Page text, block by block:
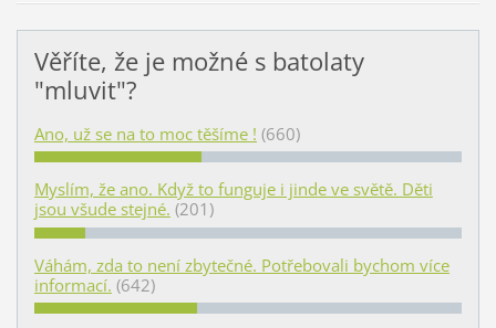
Věříte, že je možné s batolaty
"mluvit"?
Ano, už se na to moc těšíme ! (660)
Myslím, že ano. Když to funguje i jinde ve světě. Děti
jsou všude stejné. (201)
Váhám, zda to není zbytečné. Potřebovali bychom více
informací. (642)